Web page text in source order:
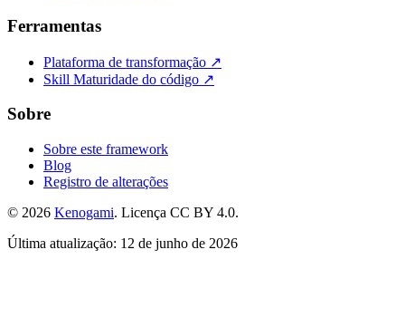
Ferramentas
Plataforma de transformação ↗
Skill Maturidade do código ↗
Sobre
Sobre este framework
Blog
Registro de alterações
© 2026 Kenogami. Licença CC BY 4.0.
Última atualização: 12 de junho de 2026